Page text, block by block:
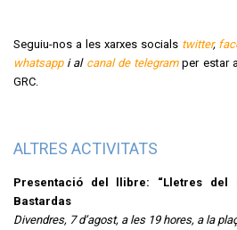
Seguiu-nos a les xarxes socials twitter,
whatsappi al canal de telegramper estar
GRC.
ALTRES ACTIVITATS
Presentació del llibre: “Lletres del
Bastardas
Divendres, 7 d’agost, a les 19 hores, a la